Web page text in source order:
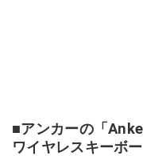
■アンカーの「
ワイヤレスキーボ